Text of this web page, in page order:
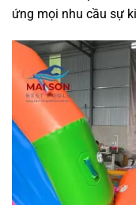
ứng mọi nhu cầu sự